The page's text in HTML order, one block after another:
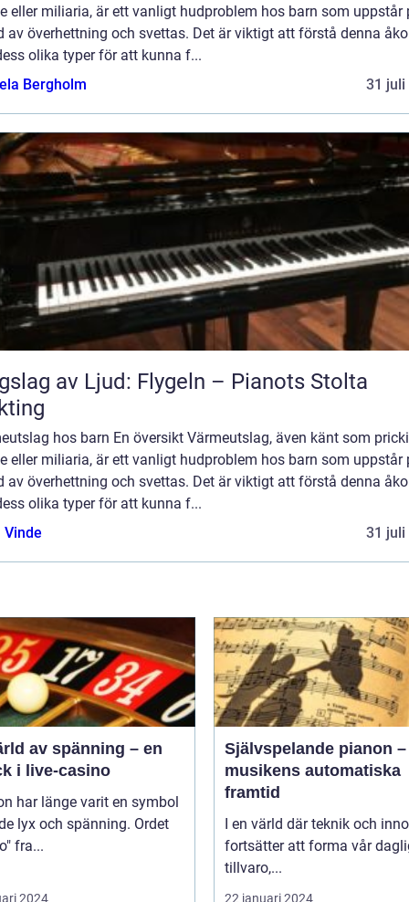
eller miliaria, är ett vanligt hudproblem hos barn som uppstår
av överhettning och svettas. Det är viktigt att förstå denna
olika typer för att kunna f...
Bergholm
31 juli
av Ljud: Flygeln – Pianots Stolta
hos barn En översikt Värmeutslag, även känt som
eller miliaria, är ett vanligt hudproblem hos barn som uppstår
av överhettning och svettas. Det är viktigt att förstå denna
olika typer för att kunna f...
Vinde
31 juli
av spänning – en
i live-casino
har länge varit en symbol
lyx och spänning. Ordet
fra...
2024
Självspelande pianon –
musikens automatiska
framtid
I en värld där teknik och
fortsätter att forma vår
tillvaro,...
22 januari 2024